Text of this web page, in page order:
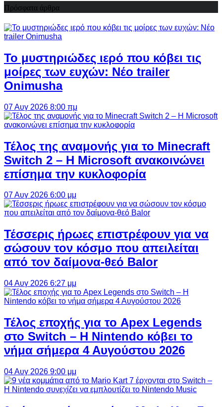
Πρόσφατα άρθρα
Το μυστηριώδες ιερό που κόβει τις
μοίρες των ευχών: Νέο trailer
Onimusha
07 Αυγ 2026 8:00 πμ
Τέλος της αναμονής για το Minecraft
Switch 2 – Η Microsoft ανακοινώνει
επίσημα την κυκλοφορία
07 Αυγ 2026 6:00 μμ
Τέσσερις ήρωες επιστρέφουν για να
σώσουν τον κόσμο που απειλείται
από τον δαίμονα-θεό Balor
04 Αυγ 2026 6:27 μμ
Τέλος εποχής για το Apex Legends
στο Switch – Η Nintendo κόβει το
νήμα σήμερα 4 Αυγούστου 2026
04 Αυγ 2026 9:00 μμ